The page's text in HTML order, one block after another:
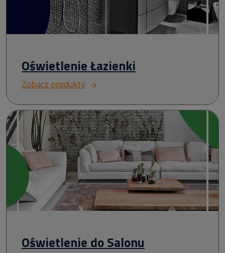
Oświetlenie Łazienki
Zobacz produkty
Oświetlenie do Salonu